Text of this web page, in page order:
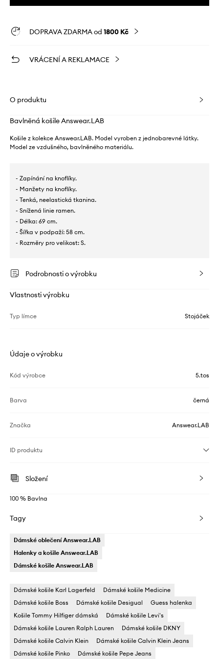
DOPRAVA ZDARMA od 1800 Kč
VRÁCENÍ A REKLAMACE
O produktu
Bavlněná košile Answear.LAB
Košile z kolekce Answear.LAB. Model vyroben z jednobarevné látky.
Model ze vzdušného, ​​bavlněného materiálu.
- Zapínání na knoflíky.
- Manžety na knoflíky.
- Tenká, neelastická tkanina.
- Snížená linie ramen.
- Délka: 69 cm.
- Šířka v podpaží: 58 cm.
- Rozměry pro velikost: S.
Podrobnosti o výrobku
Vlastnosti výrobku
Typ límce Stojáček
Údaje o výrobku
Kód výrobce 5.tos
Barva černá
Značka Answear.LAB
ID produktu
Složení
100 % Bavlna
Tagy
Dámské oblečení Answear.LAB
Halenky a košile Answear.LAB
Dámské košile Answear.LAB
Dámské košile Karl Lagerfeld
Dámské košile Medicine
Dámské košile Boss
Dámské košile Desigual
Guess halenka
Košile Tommy Hilfiger dámská
Dámské košile Levi's
Dámské košile Lauren Ralph Lauren
Dámské košile DKNY
Dámské košile Calvin Klein
Dámské košile Calvin Klein Jeans
Dámské košile Pinko
Dámské košile Pepe Jeans